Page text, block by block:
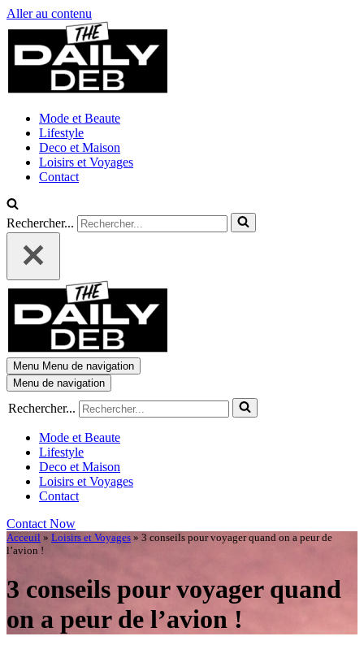
Aller au contenu
Mode et Beaute
Lifestyle
Deco et Maison
Loisirs et Voyages
Contact
Rechercher...
Menu Menu de navigation
Menu de navigation
Rechercher...
Mode et Beaute
Lifestyle
Deco et Maison
Loisirs et Voyages
Contact
Contact Now
Acceuil » Loisirs et Voyages » 3 conseils pour voyager quand on a peur de
l’avion !
3 conseils pour voyager quand
on a peur de l’avion !